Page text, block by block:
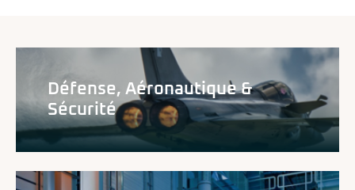
Défense, Aéronautique &
Sécurité